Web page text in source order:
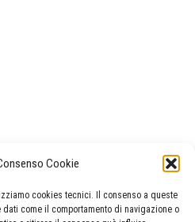
Cookie
cookies tecnici. Il consenso a queste
come il comportamento di navigazione o
5714978 (orario apertura Galleria)
13.00)